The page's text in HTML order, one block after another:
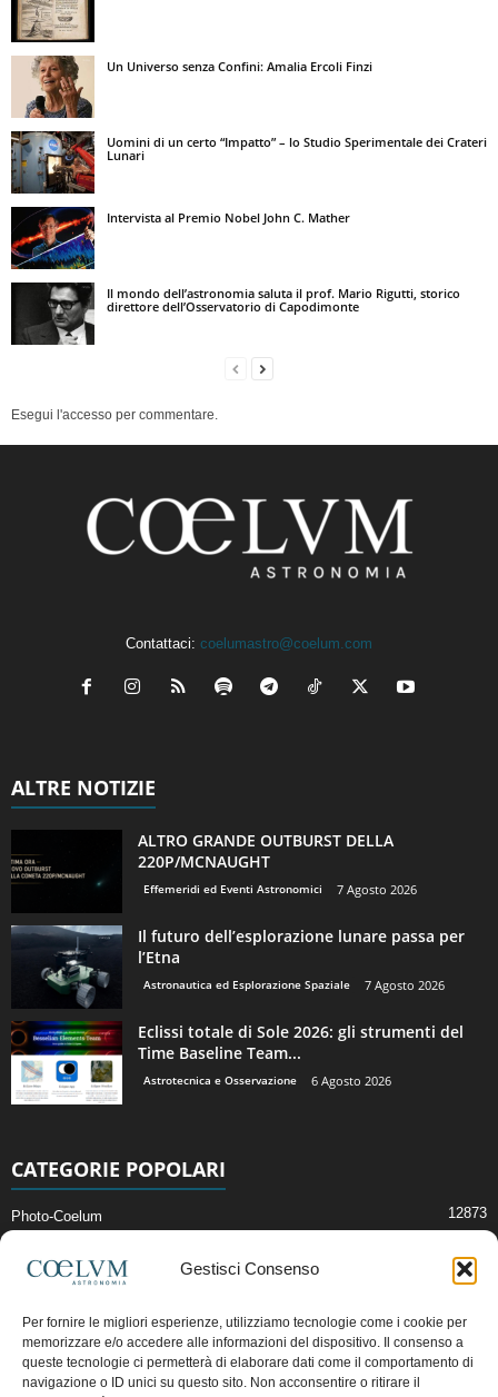
Gestisci Consenso
Per fornire le migliori esperienze, utilizziamo tecnologie come i cookie per
memorizzare e/o accedere alle informazioni del dispositivo. Il consenso a
queste tecnologie ci permetterà di elaborare dati come il comportamento di
navigazione o ID unici su questo sito. Non acconsentire o ritirare il
Un Universo senza Confini: Amalia Ercoli Finzi
Uomini di un certo “Impatto” – lo Studio Sperimentale dei Crateri
Lunari
Intervista al Premio Nobel John C. Mather
Il mondo dell’astronomia saluta il prof. Mario Rigutti, storico
direttore dell’Osservatorio di Capodimonte
Esegui l'accesso per commentare.
Contattaci: coelumastro@coelum.com
ALTRE NOTIZIE
ALTRO GRANDE OUTBURST DELLA
220P/MCNAUGHT
Effemeridi ed Eventi Astronomici 7 Agosto 2026
Il futuro dell’esplorazione lunare passa per
l’Etna
Astronautica ed Esplorazione Spaziale 7 Agosto 2026
Eclissi totale di Sole 2026: gli strumenti del
Time Baseline Team...
Astrotecnica e Osservazione 6 Agosto 2026
CATEGORIE POPOLARI
Photo-Coelum 12873
News di Astronomia 2411
Cielo del Mese
Astronomia, Astrofisica e Cosmologia
Articoli e Risorse On-Line